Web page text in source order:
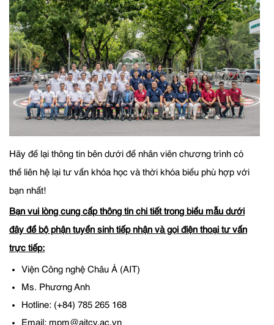
Hãy để lại thông tin bên dưới để nhân viên chương trình có
thể liên hệ lại tư vấn khóa học và thời khóa biểu phù hợp với
bạn nhất!
Bạn vui lòng cung cấp thông tin chi tiết trong biểu mẫu dưới
đây để bộ phận tuyển sinh tiếp nhận và gọi điện thoại tư vấn
trực tiếp:
Viện Công nghệ Châu Á (AIT)
Ms. Phương Anh
Hotline: (+84) 785 265 168
Email: mpm@aitcv.ac.vn